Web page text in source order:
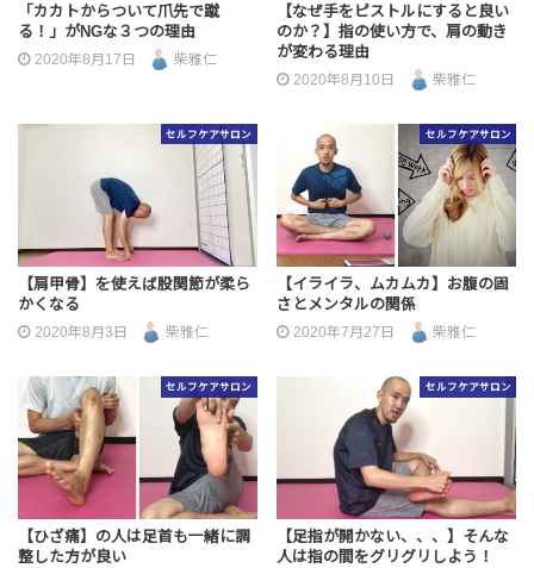
「カカトからついて爪先で蹴
る！」がNGな３つの理由
2020年8月17日 柴雅仁
【なぜ手をピストルにすると良い
のか？】指の使い方で、肩の動き
が変わる理由
2020年8月10日 柴雅仁
セルフケアサロン
【肩甲骨】を使えば股関節が柔ら
かくなる
2020年8月3日 柴雅仁
セルフケアサロン
【イライラ、ムカムカ】お腹の固
さとメンタルの関係
2020年7月27日 柴雅仁
セルフケアサロン
【ひざ痛】の人は足首も一緒に調
整した方が良い
セルフケアサロン
【足指が開かない、、、】そんな
人は指の間をグリグリしよう！